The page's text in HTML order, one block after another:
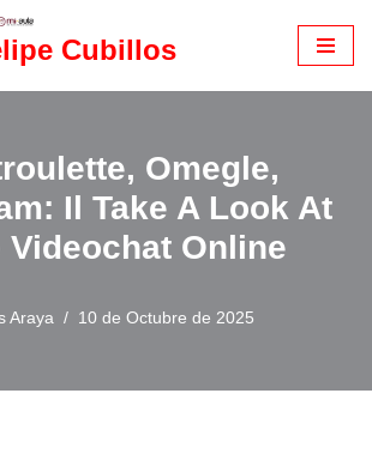
Cubillos
Omegle,
Il Take A Look At
Videochat Online
Araya 10 de Octubre de 2025